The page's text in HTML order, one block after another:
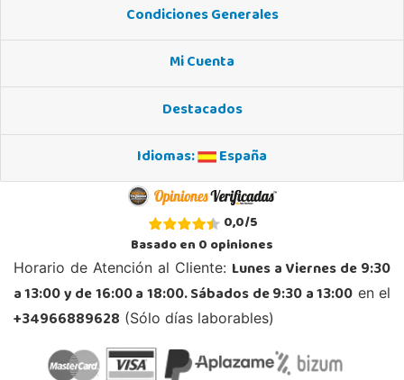
21002, Huelva
POCAS UNIDADES
Juguetilandia Jerez de la Frontera
Avenida de Europa, 13
11405, Jerez de la Frontera
956 317 910
Localizar Tienda
Condiciones Generales
Mi Cuenta
Destacados
Idiomas:
España
0,0/5
Basado en0opiniones
Horario de Atención al Cliente: Lunes a Viernes de 9:30
a 13:00 y de 16:00 a 18:00. Sábados de 9:30 a 13:00 en el
+34966889628 (Sólo días laborables)